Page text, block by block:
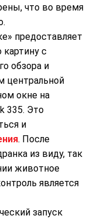
что во время
предоставляет
с
обзора и
центральной
окне на
335. Это
и
. После
из виду, так
животное
является
запуск